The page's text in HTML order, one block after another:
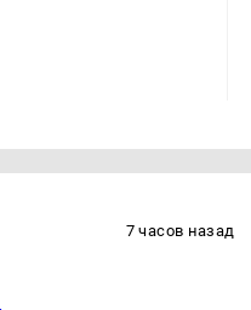
7 часов назад